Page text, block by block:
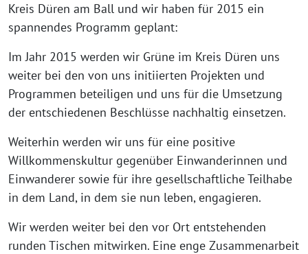
Kreis Düren am Ball und wir haben für 2015 ein
spannendes Programm geplant:
Im Jahr 2015 werden wir Grüne im Kreis Düren uns
weiter bei den von uns initiierten Projekten und
Programmen beteiligen und uns für die Umsetzung
der entschiedenen Beschlüsse nachhaltig einsetzen.
Weiterhin werden wir uns für eine positive
Willkommenskultur gegenüber Einwanderinnen und
Einwanderer sowie für ihre gesellschaftliche Teilhabe
in dem Land, in dem sie nun leben, engagieren.
Wir werden weiter bei den vor Ort entstehenden
runden Tischen mitwirken. Eine enge Zusammenarbeit